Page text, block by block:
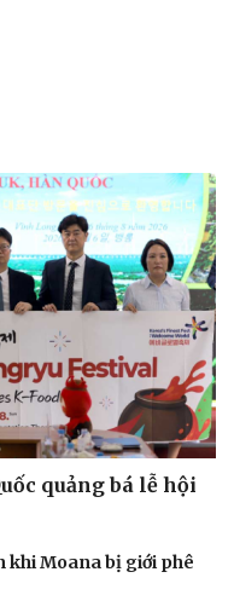
nghệ
điệu
Công nghệ
nghiệm
đổi số
quảng bá lễ hội
khi Moana bị giới phê